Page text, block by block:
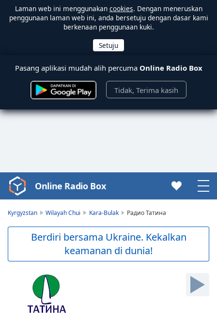
Laman web ini menggunakan cookies. Dengan meneruskan
penggunaan laman web ini, anda bersetuju dengan dasar kami
berkenaan penggunaan kuki.
Pasang aplikasi mudah alih percuma Online Radio Box
Tidak, Terima kasih
Video
Player
Skip
Current
Online Radio Box
Kyrgyzstan Wilayah Chui Kara-Bulak Радио Татина
Berdiri bersama Ukraine. Kekalkan
keamanan di dunia!